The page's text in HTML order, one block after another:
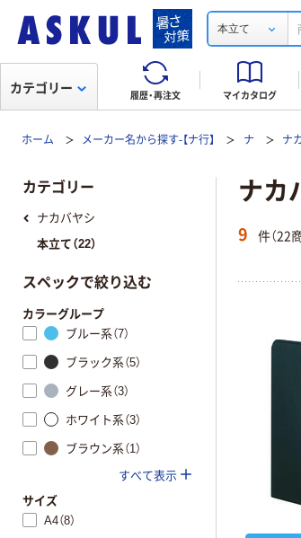
本立て
履歴・再注文 マイカタログ
カテゴリー
ホーム メーカー名から探す-【ナ行】 ナ ナ
ナカ
9 件（22
カテゴリー
ナカバヤシ
本立て（22）
スペックで絞り込む
カラーグループ
ブルー系（7）
ブラック系（5）
グレー系（3）
ホワイト系（3）
ブラウン系（1）
すべて表示
サイズ
A4（8）